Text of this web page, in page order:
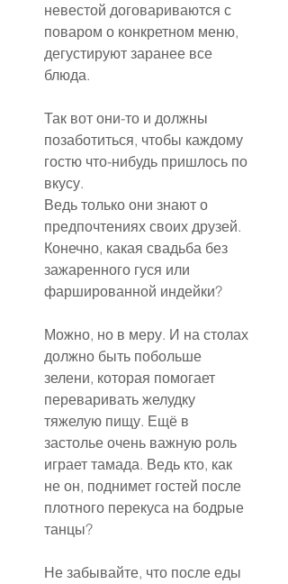
невестой договариваются с
поваром о конкретном меню,
дегустируют заранее все
блюда.
Так вот они-то и должны
позаботиться, чтобы каждому
гостю что-нибудь пришлось по
вкусу.
Ведь только они знают о
предпочтениях своих друзей.
Конечно, какая свадьба без
зажаренного гуся или
фаршированной индейки?
Можно, но в меру. И на столах
должно быть побольше
зелени, которая помогает
переваривать желудку
тяжелую пищу. Ещё в
застолье очень важную роль
играет тамада. Ведь кто, как
не он, поднимет гостей после
плотного перекуса на бодрые
танцы?
Не забывайте, что после еды